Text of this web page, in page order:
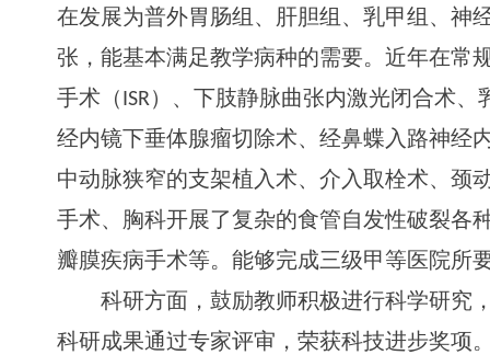
在发展为普外胃肠组、肝胆组、乳甲组、神
张，能基本满足教学病种的需要。近年在常
手术 （ ISR ）、下肢静脉曲张内激光闭合术
经内镜下垂体腺瘤切除术、经鼻蝶入路神经
中动脉狭窄的支架植入术、介入取栓术、颈
手术、胸科开展了复杂的食管自发性破裂各
瓣膜疾病手术等。能够完成三级甲等医院所
科研方面，鼓励教师积极进行科学研究
科研成果通过专家评审，荣获科技进步奖项